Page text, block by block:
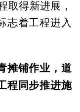
取得新进展，
志着工程进入
摊铺作业，道
程同步推进施